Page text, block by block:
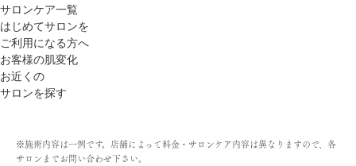
サロンケア一覧
はじめてサロンを
ご利用になる方へ
お客様の肌変化
お近くの
サロンを探す
※施術内容は一例です。店舗によって料金・サロンケア内容は異なりますので、各
サロンまでお問い合わせ下さい。